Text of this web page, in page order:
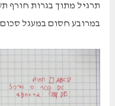
תרגיל מתוך בגרות חורף תשע 2010 –
במרובע חסום במעגל סכום